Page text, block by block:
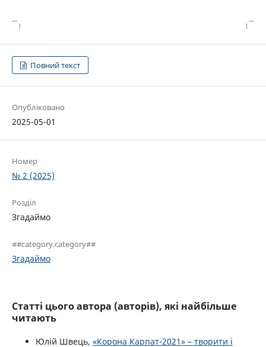
Повний текст
Опубліковано
2025-05-01
Номер
№ 2 (2025)
Розділ
Згадаймо
##category.category##
Згадаймо
Статті цього автора (авторів), які найбільше
читають
Юлій Швець, «Корона Карпат-2021» – творити і